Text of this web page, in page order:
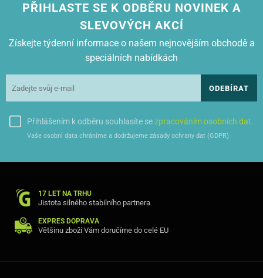
PŘIHLASTE SE K ODBĚRU NOVINEK A
SLEVOVÝCH AKCÍ
Získejte týdenní informace o našem nejnovějším obchodě a
speciálních nabídkách
ODEBÍRAT
Přihlášením k odběru souhlasíte sezpracováním osobních dat.
Vaše osobní data chráníme a dodržujeme zásady ochrany dat (GDPR)
17 LET NA TRHU
Jistota silného stabilního partnera
EXPRES DOPRAVA
Většinu zboží Vám doručíme do celé EU